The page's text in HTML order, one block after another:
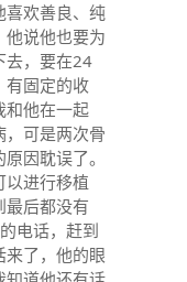
喜欢善良、纯
他说他也要为
去，要在24
有固定的收
和他在一起
可是两次骨
因耽误了。
以进行移植
最后都没有
电话，赶到
来了，他的眼